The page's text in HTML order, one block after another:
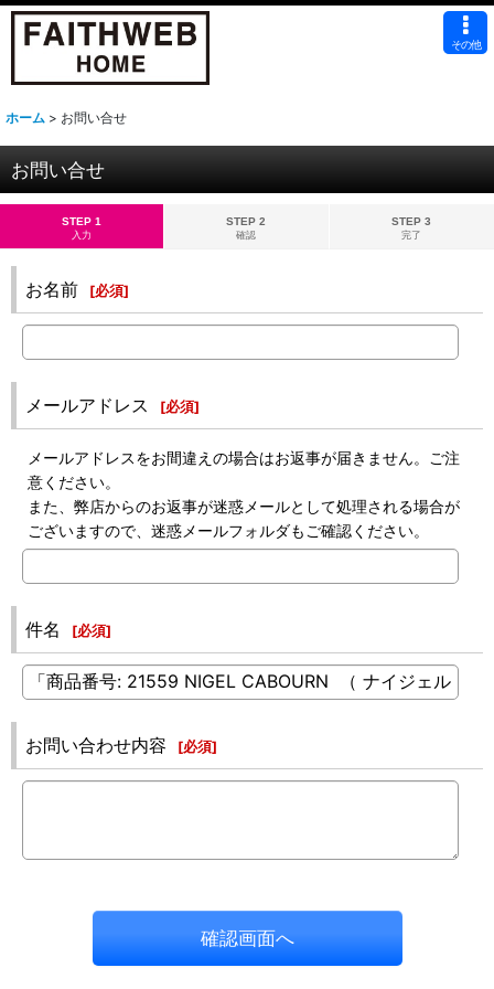
その他
ホーム > お問い合せ
お問い合せ
STEP 1
入力
STEP 2
確認
STEP 3
完了
お名前 [必須]
メールアドレス [必須]
メールアドレスをお間違えの場合はお返事が届きません。ご注
意ください。
また、弊店からのお返事が迷惑メールとして処理される場合が
ございますので、迷惑メールフォルダもご確認ください。
件名 [必須]
お問い合わせ内容 [必須]
確認画面へ